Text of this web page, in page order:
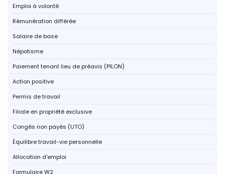
Emploi à volonté
Rémunération différée
Salaire de base
Népotisme
Paiement tenant lieu de préavis (PILON)
Action positive
Permis de travail
Filiale en propriété exclusive
Congés non payés (UTO)
Équilibre travail-vie personnelle
Allocation d'emploi
Formulaire W2